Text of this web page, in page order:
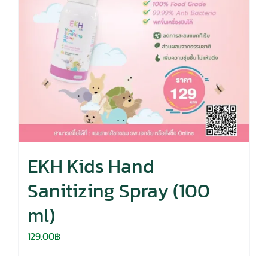
EKH Kids Hand
Sanitizing Spray (100
ml)
129.00฿